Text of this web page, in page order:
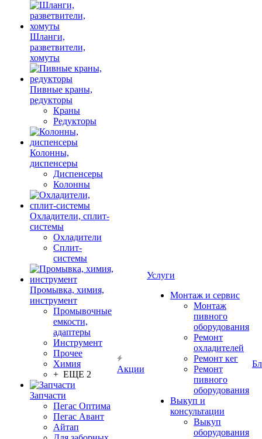
Шланги,
разветвители,
хомуты
Пивные краны,
редукторы
Краны
Редукторы
Колонны,
диспенсеры
Диспенсеры
Колонны
Охладители, сплит-
системы
Охладители
Сплит-
системы
Промывка, химия,
инструмент
Промывочные
емкости,
адаптеры
Инструмент
Прочее
Химия
+ ЕЩЕ 2
Запчасти
Пегас Оптима
Пегас Авант
Айтап
Акции
Услуги
Монтаж и сервис
Монтаж
пивного
оборудования
Ремонт
охладителей
Ремонт кег
Ремонт
пивного
оборудования
Выкуп и
консультации
Выкуп
оборудования